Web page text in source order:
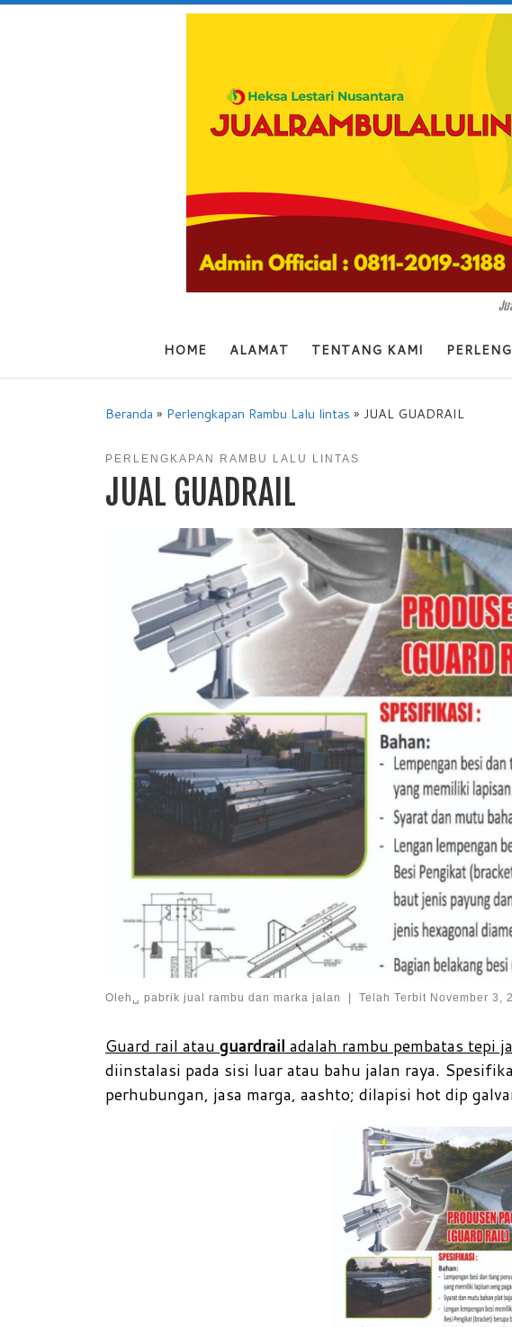
HOME ALAMAT TENTANG KAMI
Beranda » Perlengkapan Rambu Lalu lintas » JUAL GUADRAIL
PERLENGKAPAN RAMBU LALU LINTAS
JUAL GUADRAIL
Oleh␣ pabrik jual rambu dan marka jalan Telah Terbit November 3,
Guard rail atau guardrail adalah rambu pembatas tepi
diinstalasi pada sisi luar atau bahu jalan raya.
perhubungan, jasa marga, aashto; dilapisi hot dip